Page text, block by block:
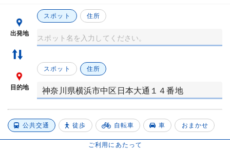
出発地
スポット 住所
目的地
スポット 住所
公共交通 徒歩 自転車 車 おまかせ
ご利用にあたって